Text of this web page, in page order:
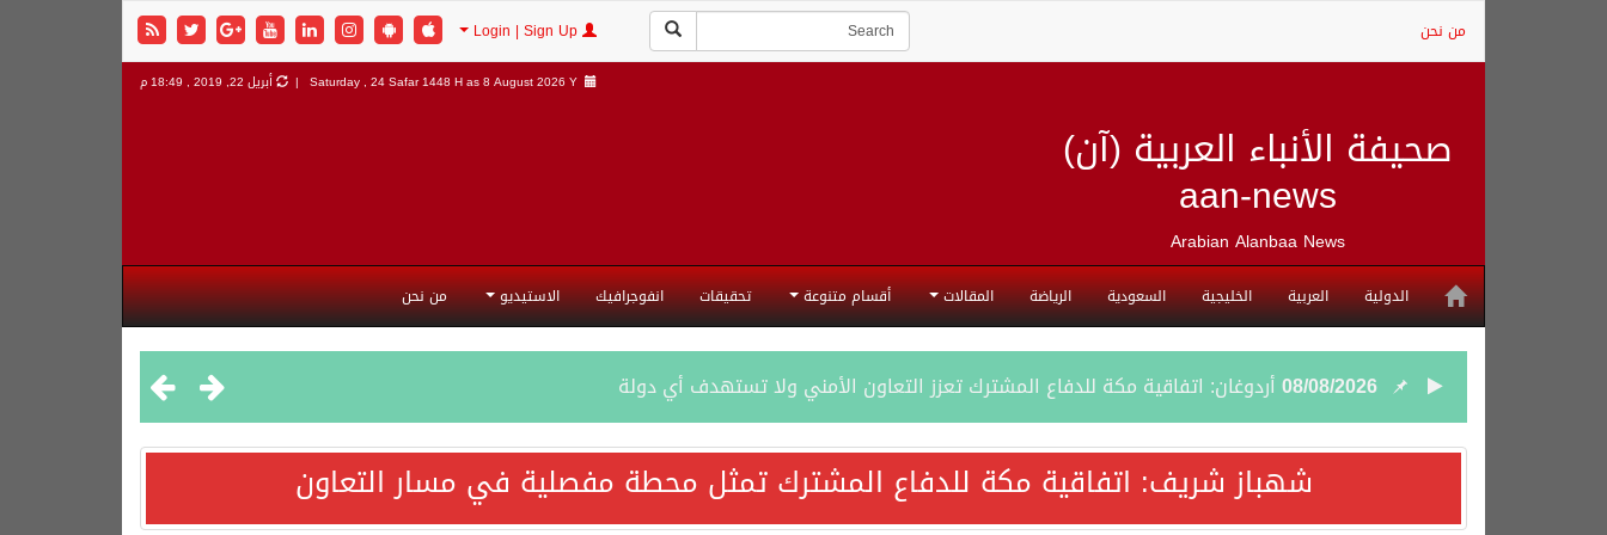
من نحن
صحيفة الأنباء العربية (آن)
aan-news
Arabian Alanbaa News
Saturday , 24 Safar 1448 H as8 August 2026 Y | أبريل 22, 2019 , 18:49 م
الدولية العربية الخليجية السعودية الرياضة المقالات أقسام متنوعة تحقيقات انفوجرافيك الاستيديو من نحن
08/08/2026 أردوغان: اتفاقية مكة للدفاع المشترك تعزز التعاون الأمني ولا تستهدف أي دولة
08/08/2026سمو وزير الخارجية : اتفاقية مكة تعكس الإرادة السياسية لحماية أمن المنطقة
شهباز شريف: اتفاقية مكة للدفاع المشترك تمثل محطة مفصلية في مسار التعاون